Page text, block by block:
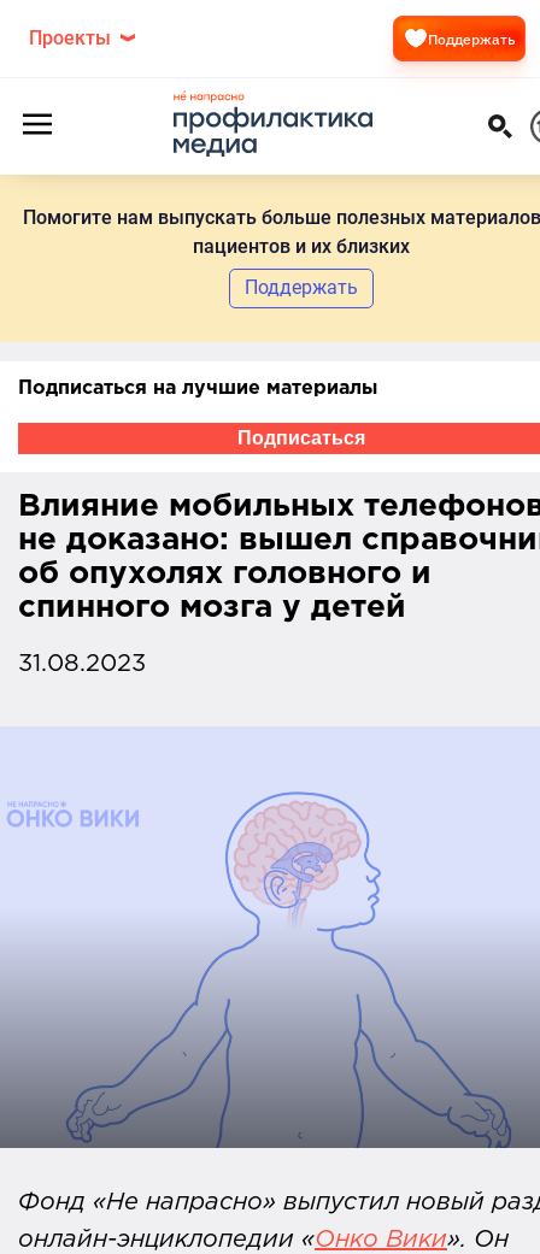
Помогите нам выпускать больше полезных
пациентов и их близких
Поддержать
Проекты Поддержать
Подписаться на лучшие материалы
Подписаться
Влияние мобильных
не доказано: вышел
об опухолях головного и
спинного мозга у детей
31.08.2023
Фонд «Не напрасно» выпустил новый
онлайн-энциклопедии «Онко Вики». Он